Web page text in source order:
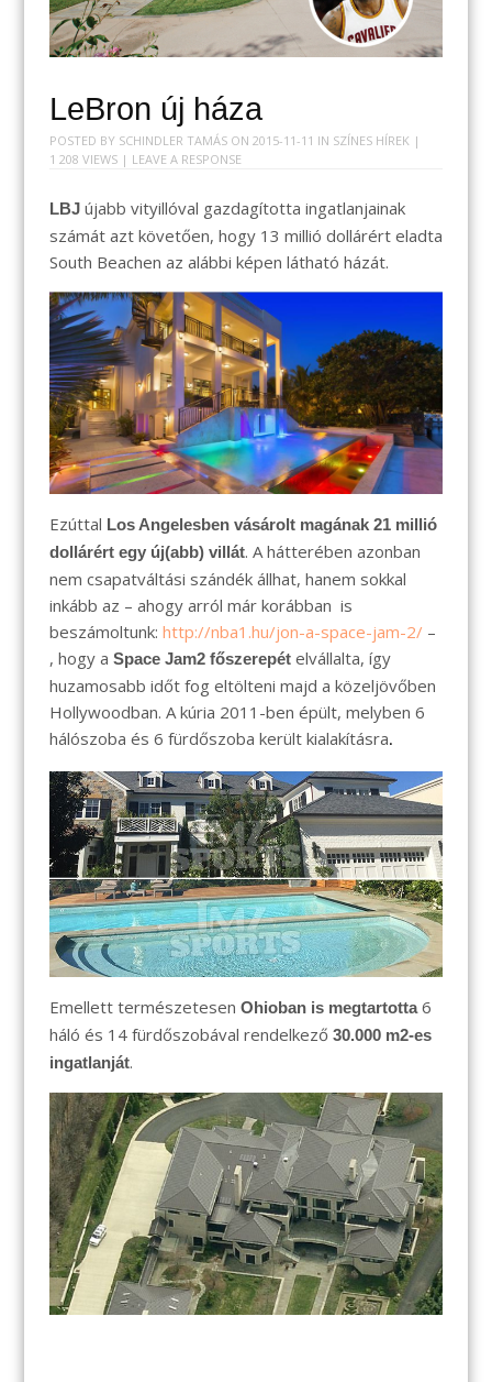
LeBron új háza
POSTED BY SCHINDLER TAMÁSON 2015-11-11 IN SZÍNES HÍREK|
1 208 VIEWS | LEAVE A RESPONSE
LBJújabb vityillóval gazdagította ingatlanjainak
számát azt követően, hogy 13 millió dollárért eladta
South Beachen az alábbi képen látható házát.
Ezúttal Los Angelesben vásárolt magának 21 millió
dollárért egy új(abb) villát. A hátterében azonban
nem csapatváltási szándék állhat, hanem sokkal
inkább az – ahogy arról már korábban is
beszámoltunk: http://nba1.hu/jon-a-space-jam-2/ –
, hogy a Space Jam2 főszerepét elvállalta, így
huzamosabb időt fog eltölteni majd a közeljövőben
Hollywoodban. A kúria 2011-ben épült, melyben 6
hálószoba és 6 fürdőszoba került kialakításra.
Emellett természetesen Ohioban is megtartotta6
háló és 14 fürdőszobával rendelkező 30.000 m2-es
ingatlanját.